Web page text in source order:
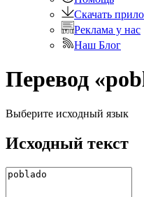
Скачать
Реклама у нас
Наш Блог
Перевод
Выберите исходный язык
Исходный текст